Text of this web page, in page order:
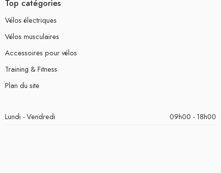
Top catégories
Vélos électriques
Vélos musculaires
Accessoires pour vélos
Training & Fitness
Plan du site
Lundi - Vendredi 09h00 - 18h00